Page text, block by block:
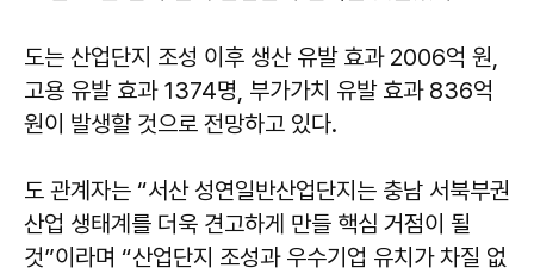
도는 산업단지 조성 이후 생산 유발 효과 2006억 원,
고용 유발 효과 1374명, 부가가치 유발 효과 836억
원이 발생할 것으로 전망하고 있다.
도 관계자는 “서산 성연일반산업단지는 충남 서북부권
산업 생태계를 더욱 견고하게 만들 핵심 거점이 될
것”이라며 “산업단지 조성과 우수기업 유치가 차질 없